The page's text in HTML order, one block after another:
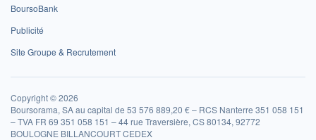
BoursoBank
Publicité
Site Groupe & Recrutement
Copyright © 2026
Boursorama, SA au capital de 53 576 889,20 € – RCS Nanterre 351 058 151
– TVA FR 69 351 058 151 – 44 rue Traversière, CS 80134, 92772
BOULOGNE BILLANCOURT CEDEX